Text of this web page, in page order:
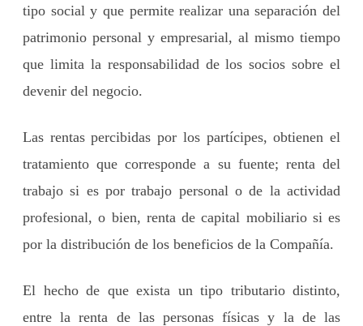
tipo social y que permite realizar una separación del
patrimonio personal y empresarial, al mismo tiempo
que limita la responsabilidad de los socios sobre el
devenir del negocio.
Las rentas percibidas por los partícipes, obtienen el
tratamiento que corresponde a su fuente; renta del
trabajo si es por trabajo personal o de la actividad
profesional, o bien, renta de capital mobiliario si es
por la distribución de los beneficios de la Compañía.
El hecho de que exista un tipo tributario distinto,
entre la renta de las personas físicas y la de las